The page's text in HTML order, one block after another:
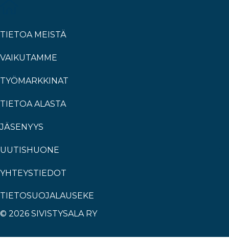
TIETOA MEISTÄ
VAIKUTAMME
TYÖMARKKINAT
TIETOA ALASTA
JÄSENYYS
UUTISHUONE
YHTEYSTIEDOT
TIETOSUOJALAUSEKE
© 2026 SIVISTYSALA RY